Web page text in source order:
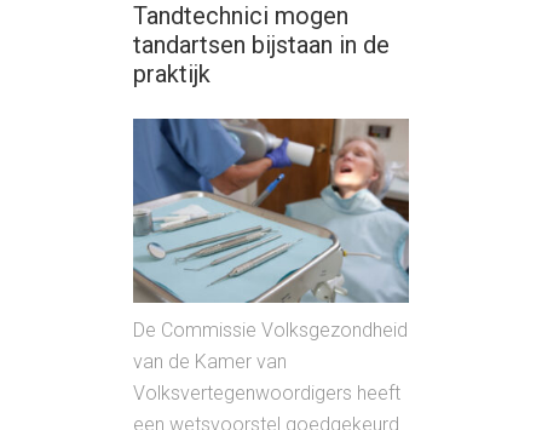
Tandtechnici mogen
tandartsen bijstaan in de
praktijk
De Commissie Volksgezondheid
van de Kamer van
Volksvertegenwoordigers heeft
een wetsvoorstel goedgekeurd